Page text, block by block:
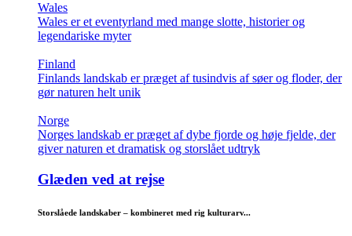
Wales
Wales er et eventyrland med mange slotte, historier og
legendariske myter
Finland
Finlands landskab er præget af tusindvis af søer og floder, der
gør naturen helt unik
Norge
Norges landskab er præget af dybe fjorde og høje fjelde, der
giver naturen et dramatisk og storslået udtryk
Glæden ved at rejse
Storslåede landskaber – kombineret med rig kulturarv...